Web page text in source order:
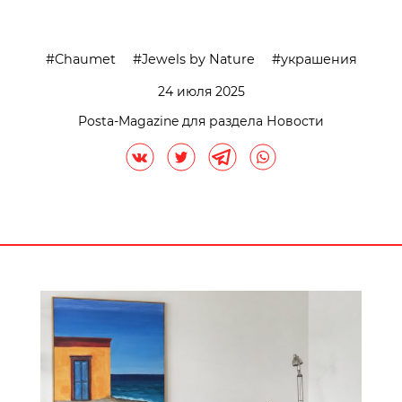
Chaumet Jewels by Nature
украшения
24 июля 2025
Posta-Magazine для раздела Новости